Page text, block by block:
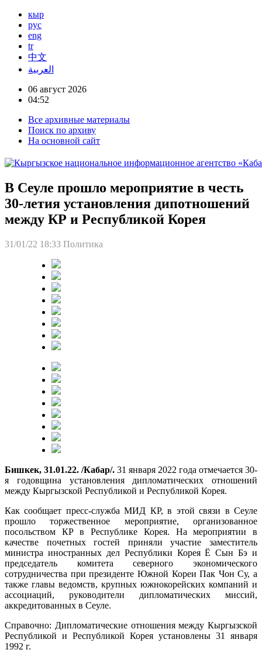
кыр
рус
eng
tr
中文
العربية
06 август 2026
04:52
Все архивные материалы
Поиск по архиву
На основной сайт
В Сеуле прошло мероприятие в честь
30-летия установления дипотношений
между КР и Республикой Корея
31/01/22 18:33 Политика
Бишкек, 31.01.22. /Кабар/. 31 января 2022 года отмечается 30-
я годовщина установления дипломатических отношений
между Кыргызской Республикой и Республикой Корея.
Как сообщает пресс-служба МИД КР, в этой связи в Сеуле
прошло торжественное мероприятие, организованное
посольством КР в Республике Корея. На мероприятии в
качестве почетных гостей приняли участие заместитель
министра иностранных дел Республики Корея Ё Сын Бэ и
председатель комитета северного экономического
сотрудничества при президенте Южной Кореи Пак Чон Су, а
также главы ведомств, крупных южнокорейских компаний и
ассоциаций, руководители дипломатических миссий,
аккредитованных в Сеуле.
Справочно: Дипломатические отношения между Кыргызской
Республикой и Республикой Корея установлены 31 января
1992 г.